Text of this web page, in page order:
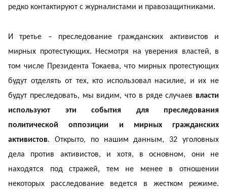
редко контактируют с журналистами и правозащитниками.
И третье – преследование гражданских активистов и
мирных протестующих. Несмотря на уверения властей, в
том числе Президента Токаева, что мирных протестующих
будут отделять от тех, кто использовал насилие, и их не
будут преследовать, мы видим, что в ряде случаев власти
используют эти события для преследования
политической оппозиции и мирных гражданских
активистов. Открыто, по нашим данным, 32 уголовных
дела против активистов, и хотя, в основном, они не
находятся под стражей, тем не менее в отношении
некоторых расследование ведется в жестком режиме.